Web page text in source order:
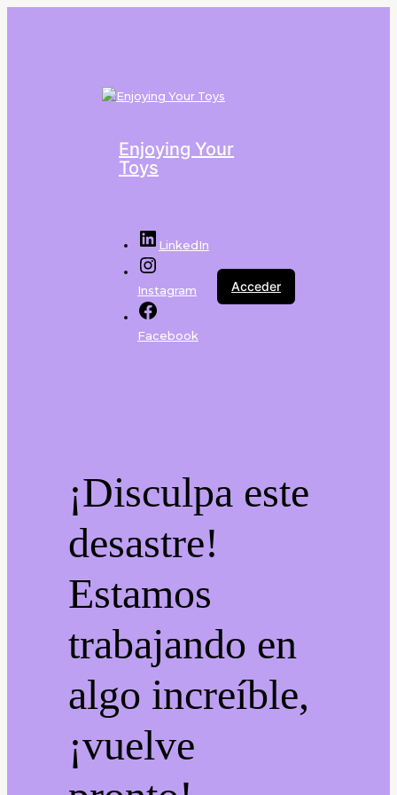
Enjoying Your
Toys
LinkedIn
Instagram
Facebook
Acceder
¡Disculpa este
desastre!
Estamos
trabajando en
algo increíble,
¡vuelve